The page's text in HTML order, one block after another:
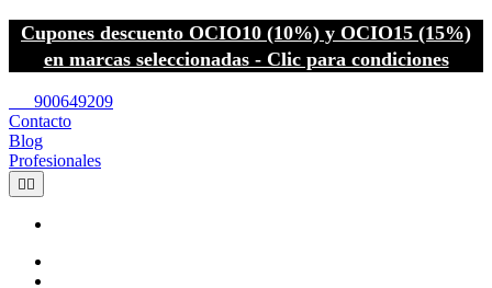
Cupones descuento OCIO10 (10%) y OCIO15 (15%)
en marcas seleccionadas - Clic para condiciones
900649209
Contacto
Blog
Profesionales
 